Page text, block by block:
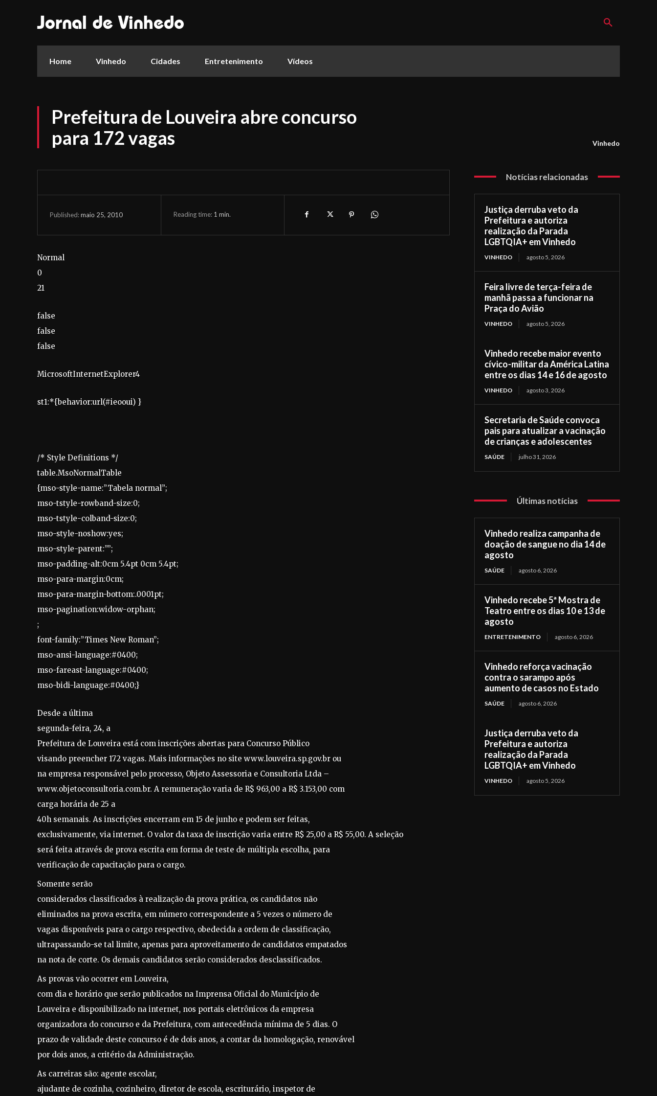
Jornal de Vinhedo
Home Vinhedo Cidades Entretenimento Vídeos
Prefeitura de Louveira abre concurso
para 172 vagas
Vinhedo
Published:maio 25, 2010 Reading time: 1 min.
Normal
0
21
false
false
false
MicrosoftInternetExplorer4
st1:*{behavior:url(#ieooui) }
/* Style Definitions */
table.MsoNormalTable
{mso-style-name:”Tabela normal”;
mso-tstyle-rowband-size:0;
mso-tstyle-colband-size:0;
mso-style-noshow:yes;
mso-style-parent:””;
mso-padding-alt:0cm 5.4pt 0cm 5.4pt;
mso-para-margin:0cm;
mso-para-margin-bottom:.0001pt;
mso-pagination:widow-orphan;
;
font-family:”Times New Roman”;
mso-ansi-language:#0400;
mso-fareast-language:#0400;
mso-bidi-language:#0400;}
Desde a última
segunda-feira, 24, a
Prefeitura de Louveira está com inscrições abertas para Concurso Público
visando preencher 172 vagas. Mais informações no site www.louveira.sp.gov.br ou
na empresa responsável pelo processo, Objeto Assessoria e Consultoria Ltda –
www.objetoconsultoria.com.br. A remuneração varia de R$ 963,00 a R$ 3.153,00 com
carga horária de 25 a
40h semanais. As inscrições encerram em 15 de junho e podem ser feitas,
exclusivamente, via internet. O valor da taxa de inscrição varia entre R$ 25,00 a R$ 55,00. A seleção
será feita através de prova escrita em forma de teste de múltipla escolha, para
verificação de capacitação para o cargo.
Somente serão
considerados classificados à realização da prova prática, os candidatos não
eliminados na prova escrita, em número correspondente a 5 vezes o número de
vagas disponíveis para o cargo respectivo, obedecida a ordem de classificação,
ultrapassando-se tal limite, apenas para aproveitamento de candidatos empatados
na nota de corte. Os demais candidatos serão considerados desclassificados.
As provas vão ocorrer em Louveira,
com dia e horário que serão publicados na Imprensa Oficial do Município de
Louveira e disponibilizado na internet, nos portais eletrônicos da empresa
organizadora do concurso e da Prefeitura, com antecedência mínima de 5 dias. O
prazo de validade deste concurso é de dois anos, a contar da homologação, renovável
por dois anos, a critério da Administração.
As carreiras são: agente escolar,
ajudante de cozinha, cozinheiro, diretor de escola, escriturário, inspetor de
Notícias relacionadas
Justiça derruba veto da
Prefeitura e autoriza
realização da Parada
LGBTQIA+ em Vinhedo
VINHEDO agosto 5, 2026
Feira livre de terça-feira de
manhã passa a funcionar na
Praça do Avião
VINHEDO agosto 5, 2026
Vinhedo recebe maior evento
cívico-militar da América Latina
entre os dias 14 e 16 de agosto
VINHEDO agosto 3, 2026
Secretaria de Saúde convoca
pais para atualizar a vacinação
de crianças e adolescentes
SAÚDE julho 31, 2026
Últimas notícias
Vinhedo realiza campanha de
doação de sangue no dia 14 de
agosto
SAÚDE agosto 6, 2026
Vinhedo recebe 5ª Mostra de
Teatro entre os dias 10 e 13 de
agosto
ENTRETENIMENTO agosto 6, 2026
Vinhedo reforça vacinação
contra o sarampo após
aumento de casos no Estado
SAÚDE agosto 6, 2026
Justiça derruba veto da
Prefeitura e autoriza
realização da Parada
LGBTQIA+ em Vinhedo
VINHEDO agosto 5, 2026